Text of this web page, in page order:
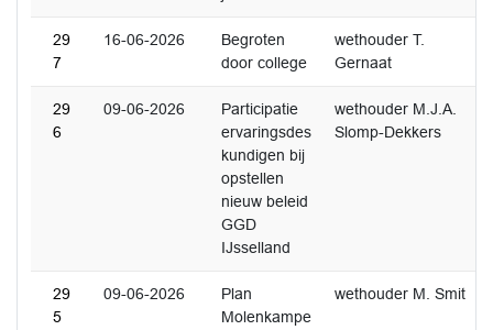
29
7
16-06-2026
Begroten
door college
wethouder T.
Gernaat
29
6
09-06-2026
Participatie
ervaringsdes
kundigen bij
opstellen
nieuw beleid
GGD
IJsselland
wethouder M.J.A.
Slomp-Dekkers
29
5
09-06-2026
Plan
Molenkampe
wethouder M. Smit